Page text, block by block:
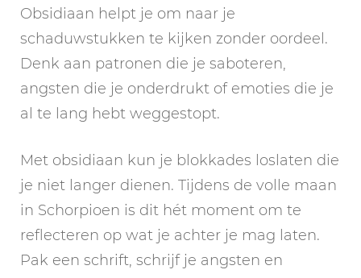
Obsidiaan helpt je om naar je
schaduwstukken te kijken zonder oordeel.
Denk aan patronen die je saboteren,
angsten die je onderdrukt of emoties die je
al te lang hebt weggestopt.
Met obsidiaan kun je blokkades loslaten die
je niet langer dienen. Tijdens de volle maan
in Schorpioen is dit hét moment om te
reflecteren op wat je achter je mag laten.
Pak een schrift, schrijf je angsten en